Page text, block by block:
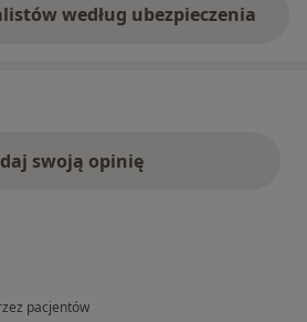
według ubezpieczenia
swoją opinię
pacjentów